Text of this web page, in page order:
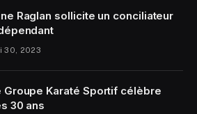
Raglan sollicite un conciliateur
30, 2023
Groupe Karaté Sportif célèbre
30 ans